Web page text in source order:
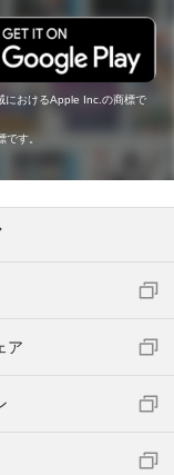
におけるApple Inc.の商標で
す。
ア